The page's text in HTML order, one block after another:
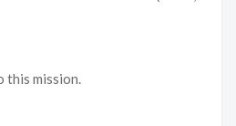
this mission.